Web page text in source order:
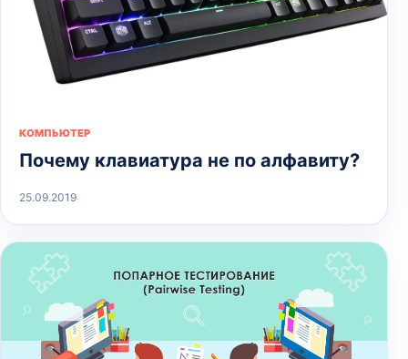
КОМПЬЮТЕР
Почему клавиатура не по алфавиту?
25.09.2019